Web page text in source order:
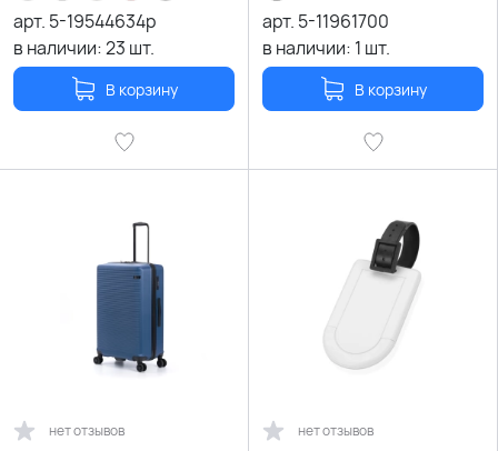
арт. 5-19544634p
в наличии:23 шт.
В корзину
арт. 5-11961700
в наличии: 1 шт.
В корзину
нет отзывов нет отзывов